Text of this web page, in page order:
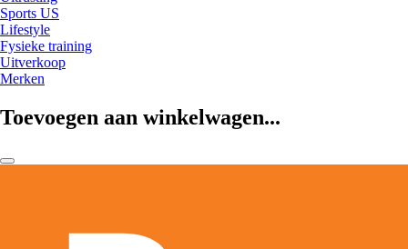
Sports US
Lifestyle
Fysieke training
Uitverkoop
Merken
Toevoegen aan winkelwagen...